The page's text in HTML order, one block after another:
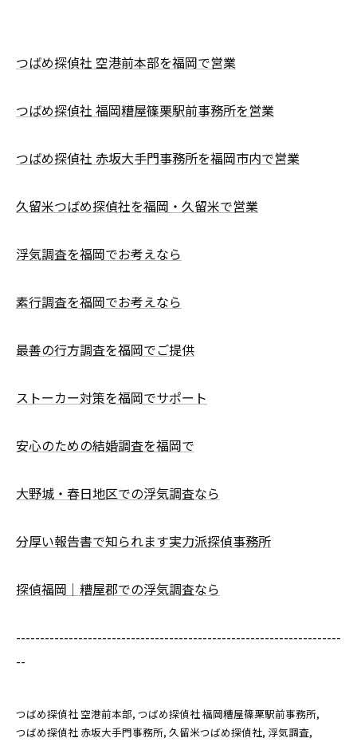
つばめ探偵社 空港前本部を福岡で営業
つばめ探偵社 福岡糟屋篠栗駅前事務所を営業
つばめ探偵社 赤坂大手門事務所を福岡市内で営業
久留米つばめ探偵社を福岡・久留米で営業
浮気調査を福岡でお考えなら
素行調査を福岡でお考えなら
最善の行方調査を福岡でご提供
ストーカー対策を福岡でサポート
安心のための結婚調査を福岡で
大野城・春日地区での浮気調査なら
分厚い報告書で知られます実力派探偵事務所
探偵福岡｜糟屋郡での浮気調査なら
--------------------------------------------------------------------
--
つばめ探偵社 空港前本部 つばめ探偵社 福岡糟屋篠栗駅前事務所
つばめ探偵社 赤坂大手門事務所 久留米つばめ探偵社 浮気調査